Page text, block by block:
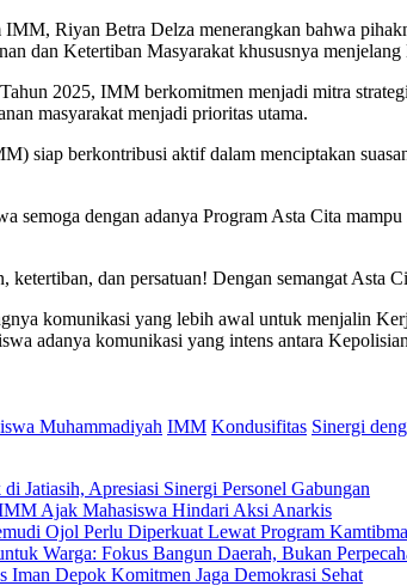
Riyan Betra Delza menerangkan bahwa
dan Ketertiban Masyarakat khususnya
2025, IMM berkomitmen menjadi mitra
masyarakat menjadi prioritas utama.
siap berkontribusi aktif dalam menciptakan
semoga dengan adanya Program Asta Cita
ketertiban, dan persatuan! Dengan semangat
komunikasi yang lebih awal untuk menjalin
adanya komunikasi yang intens antara
Muhammadiyah IMM Kondusifitas Sinergi
Jatiasih, Apresiasi Sinergi Personel Gabungan
Ajak Mahasiswa Hindari Aksi Anarkis
Ojol Perlu Diperkuat Lewat Program
Warga: Fokus Bangun Daerah, Bukan
Iman Depok Komitmen Jaga Demokrasi Sehat